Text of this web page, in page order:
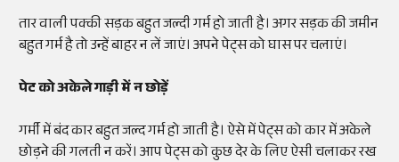
तार वाली पक्की सड़क बहुत जल्दी गर्म हो जाती है। अगर सड़क की जमीन
बहुत गर्म है तो उन्हें बाहर न लें जाएं। अपने पेट्स को घास पर चलाएं।
पेट को अकेले गाड़ी में न छोड़ें
गर्मी में बंद कार बहुत जल्द गर्म हो जाती है। ऐसे में पेट्स को कार में अकेले
छोड़ने की गलती न करें। आप पेट्स को कुछ देर के लिए ऐसी चलाकर रख